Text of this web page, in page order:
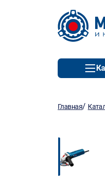
Главная/